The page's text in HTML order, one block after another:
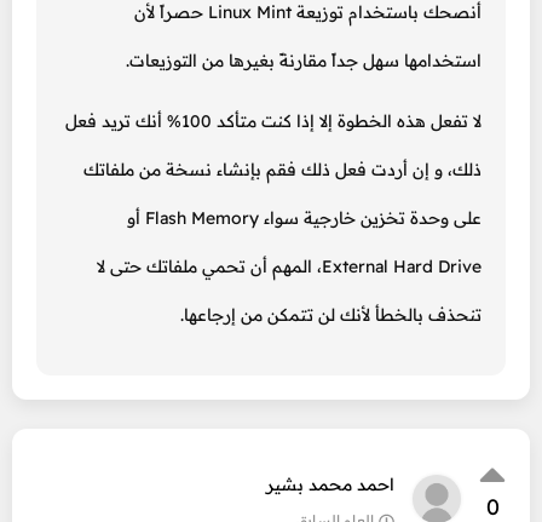
أنصحك باستخدام توزيعة Linux Mint حصراً لأن
استخدامها سهل جداً مقارنةً بغيرها من التوزيعات.
لا تفعل هذه الخطوة إلا إذا كنت متأكد 100% أنك تريد فعل
ذلك، و إن أردت فعل ذلك فقم بإنشاء نسخة من ملفاتك
على وحدة تخزين خارجية سواء Flash Memory أو
External Hard Drive، المهم أن تحمي ملفاتك حتى لا
تنحذف بالخطأ لأنك لن تتمكن من إرجاعها.
0
احمد محمد بشير